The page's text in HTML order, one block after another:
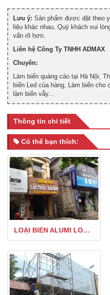
Lưu ý: Sản phẩm được đặt theo
liệu khác nhau, Quý khách vui
vấn rõ hơn.
Liên hệ Công Ty TNHH ADMAX
Chuyên:
Làm biển quảng cáo tại Hà Nội,
biển Led của hàng, Làm biển cho
làm biển vẫy...
Thông tin chi tiết
Có thể bạn thích:
LOẠI BIỂN ALUMI LOẠI 1